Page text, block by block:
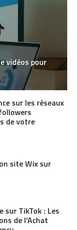
vidéos pour
sur les réseaux
de votre
site Wix sur
sur TikTok : Les
de l’Achat